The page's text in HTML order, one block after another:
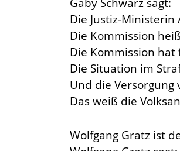
Die Justiz-
Die Kommission
Die Kommission hat
Die Situation im
Und die
Das weiß die
Wolfgang Gratz ist